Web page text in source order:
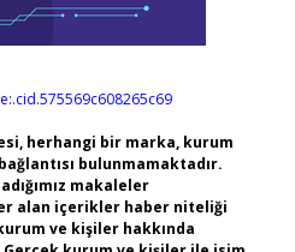
herhangi bir marka, kurum
bulunmamaktadır.
makaleler
alan içerikler haber niteliği
ve kişiler hakkında